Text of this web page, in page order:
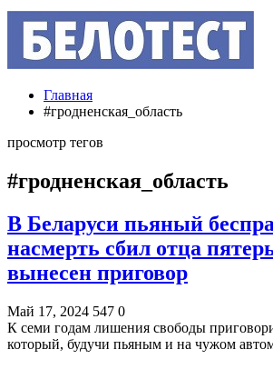
Главная
#гродненская_область
просмотр тегов
#гродненская_область
В Беларуси пьяный
насмерть сбил отца
вынесен приговор
Май 17, 2024 547 0
К семи годам лишения свободы
который, будучи пьяным и на чужом